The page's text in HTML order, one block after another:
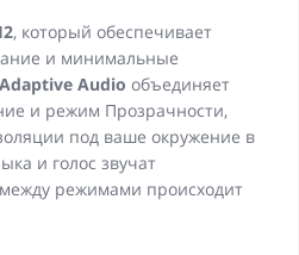
, который обеспечивает
и минимальные
Adaptive Audio объединяет
и режим Прозрачности,
под ваше окружение в
и голос звучат
режимами происходит